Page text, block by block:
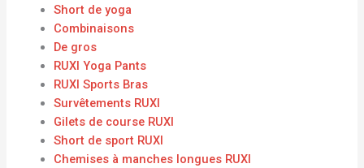
Short de yoga
Combinaisons
De gros
RUXI Yoga Pants
RUXI Sports Bras
Survêtements RUXI
Gilets de course RUXI
Short de sport RUXI
Chemises à manches longues RUXI